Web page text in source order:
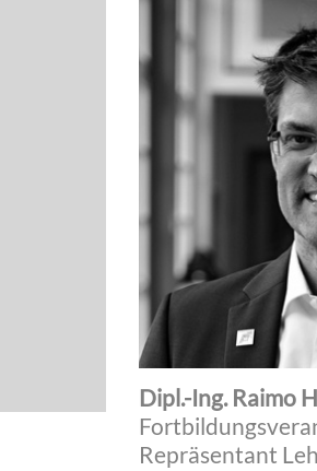
Dipl.-Ing. Raimo
Repräsentant